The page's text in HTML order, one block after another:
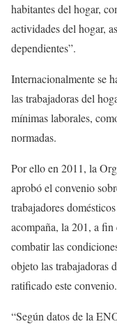
habitantes del hogar,
actividades del hogar,
dependientes”.
Internacionalmente se
las trabajadoras del
mínimas laborales,
normadas.
Por ello en 2011, la
aprobó el convenio
trabajadores
acompaña, la 201, a fin
combatir las
objeto las trabajadoras
ratificado este convenio.
“Según datos de la